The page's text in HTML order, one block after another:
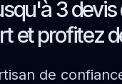
3 devis
et profitez
de